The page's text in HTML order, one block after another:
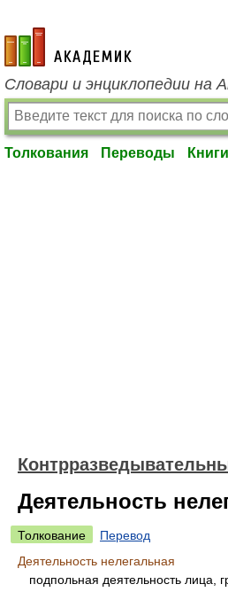
academic.ru
Словари и энциклопедии на
Толкования Переводы Книги
Деятельность
Толкование
Перевод
Деятельность нелегальная
подпольная деятельность лица,